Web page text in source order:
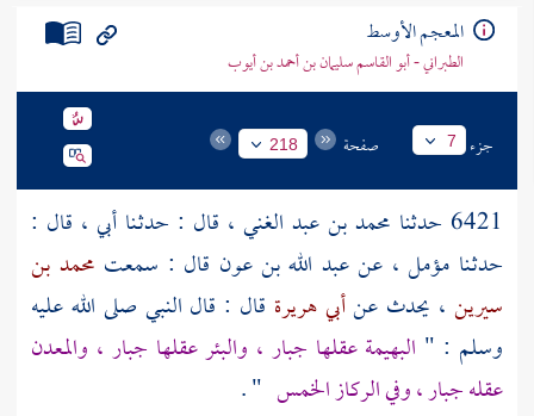
المعجم الأوسط
الطبراني - أبو القاسم سليمان بن أحمد بن أيوب
جزء 7 صفحة 218
6421 حدثنا محمد بن عبد الغني ، قال : حدثـنا أبي ، قال :
حدثـنا مؤمل ، عنعبد الله بن عون قال : سمعت محمد بن
سيرين ، يحدث عنأبي هريرة قال : قال النبي صلى الله عليه
وسلم : " البهيمة عقلها جبار ، والبئر عقلها جبار ، والمعدن
عقله جبار ، وفي الركاز الخمس " .